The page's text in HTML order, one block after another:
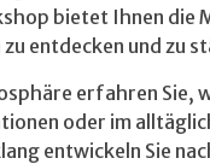
bietet Ihnen
entdecken und zu
erfahren Sie,
oder im
entwickeln Sie